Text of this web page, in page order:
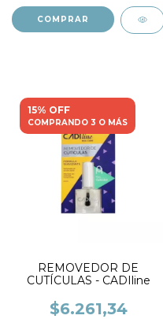
15% OFF
COMPRANDO 3 O MÁS
REMOVEDOR DE
CUTÍCULAS - CADIline
$6.261,34